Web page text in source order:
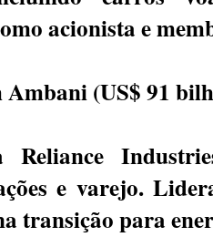
acionista e
Ambani (US$ 91
Reliance
e varejo.
transição para